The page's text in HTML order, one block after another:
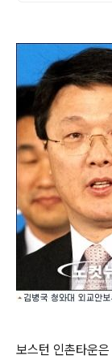
보스턴 인촌타운은